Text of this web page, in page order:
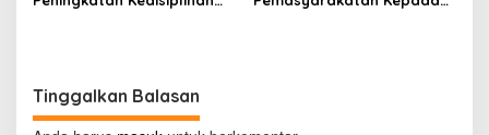
Tinggalkan Balasan